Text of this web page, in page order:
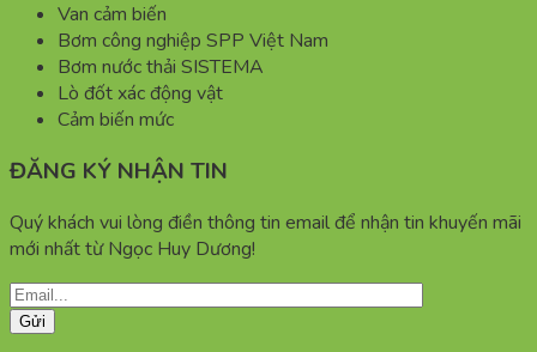
Van cảm biến
Bơm công nghiệp SPP Việt Nam
Bơm nước thải SISTEMA
Lò đốt xác động vật
Cảm biến mức
ĐĂNG KÝ NHẬN TIN
Quý khách vui lòng điền thông tin email để nhận tin khuyến mãi
mới nhất từ Ngọc Huy Dương!